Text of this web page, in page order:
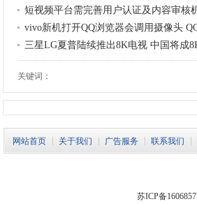
短视频平台需完善用户认证及内容审核
vivo新机打开QQ浏览器会调用摄像头
三星LG夏普陆续推出8K电视 中国将成
关键词：
网站首页 关于我们 广告服务 联系我们
苏ICP备